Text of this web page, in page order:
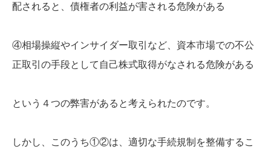
配されると、債権者の利益が害される危険がある
④相場操縦やインサイダー取引など、資本市場での不公
正取引の手段として自己株式取得がなされる危険がある
という４つの弊害があると考えられたのです。
しかし、このうち①②は、適切な手続規制を整備するこ